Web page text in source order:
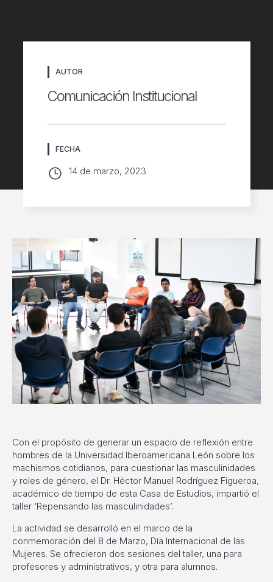
AUTOR
Comunicación Institucional
FECHA
14 de marzo, 2023
Con el propósito de generar un espacio de reflexión entre
hombres de la Universidad Iberoamericana León sobre los
machismos cotidianos, para cuestionar las masculinidades
y roles de género, el Dr. Héctor Manuel Rodríguez Figueroa,
académico de tiempo de esta Casa de Estudios, impartió el
taller ‘Repensando las masculinidades’.
La actividad se desarrolló en el marco de la
conmemoración del 8 de Marzo, Día Internacional de las
Mujeres. Se ofrecieron dos sesiones del taller, una para
profesores y administrativos, y otra para alumnos.